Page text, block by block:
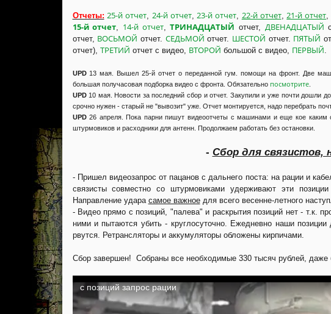
Отчеты: 25-й отчет, 24-й отчет,23-й отчет, 22-й отчет,21-й отчет,
15-й отчет, 14-й отчет,ТРИНАДЦАТЫЙ отчет, ДВЕНАДЦАТЫЙ
отчет, ВОСЬМОЙ отчет. СЕДЬМОЙ отчет. ШЕСТОЙ отчет. ПЯТЫЙ
отчет), ТРЕТИЙ отчет с видео, ВТОРОЙ большой с видео, ПЕРВЫЙ.
UPD 13 мая. Вышел 25-й отчет о переданной гум. помощи на фронт. Две
большая получасовая подборка видео с фронта. Обязательно посмотрите.
UPD 10 мая. Новости за последний сбор и отчет. Закупили и уже почти дошли
срочно нужен - старый не "вывозит" уже. Отчет монтируется, надо перебрать
UPD26 апреля. Пока парни пишут видеоотчеты с машинами и еще кое
штурмовиков и расходники для антенн. Продолжаем работать без остановки.
- Сбор для связистов,
- Пришел видеозапрос от пацанов с дальнего поста: на рации и
связисты совместно со штурмовиками удерживают эти
Направление удара самое важноедля всего весенне-летного
- Видео прямо с позиций, "палева" и раскрытия позиций нет - т.к.
ними и пытаются убить - круглосуточно. Ежедневно наши
рвутся. Ретрансляторы и аккумуляторы обложены кирпичами.
Сбор завершен! Собраны все необходимые 330 тысяч рублей, даже